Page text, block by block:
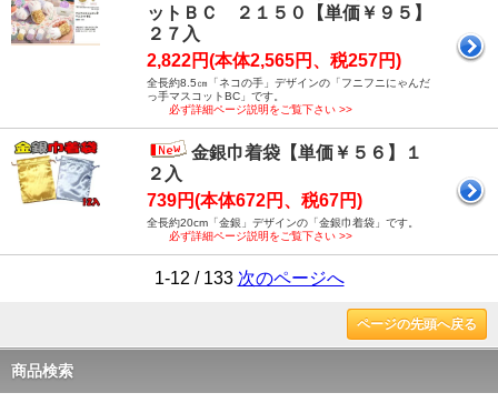
ットＢＣ ２１５０【単価￥９５】
２７入
2,822円(本体2,565円、税257円)
全長約8.5㎝「ネコの手」デザインの「フニフニにゃんだ
っ手マスコットBC」です。
必ず詳細ページ説明をご覧下さい >>
金銀巾着袋【単価￥５６】１
２入
739円(本体672円、税67円)
全長約20cm「金銀」デザインの「金銀巾着袋」です。
必ず詳細ページ説明をご覧下さい >>
1-12 / 133 次のページへ
ページの先頭へ戻る
商品検索